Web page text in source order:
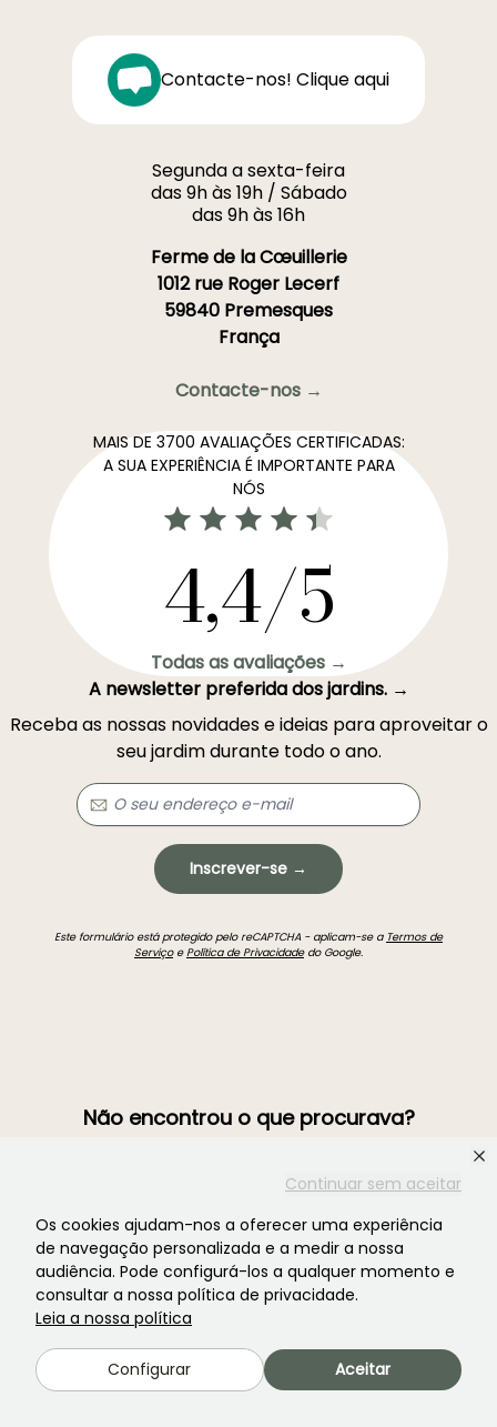
Continuar sem aceitar
Os cookies ajudam-nos a oferecer uma experiência
de navegação personalizada e a medir a nossa
audiência. Pode configurá-los a qualquer momento e
consultar a nossa política de privacidade.
Leia a nossa política
Configurar Aceitar
Contacte-nos! Clique aqui
Segunda a sexta-feira
das 9h às 19h / Sábado
das 9h às 16h
Ferme de la Cœuillerie
1012 rue Roger Lecerf
59840 Premesques
França
Contacte-nos →
MAIS DE 3700 AVALIAÇÕES CERTIFICADAS:
A SUA EXPERIÊNCIA É IMPORTANTE PARA
NÓS
4,4/5
Todas as avaliações →
A newsletter preferida dos jardins. →
Receba as nossas novidades e ideias para aproveitar o
seu jardim durante todo o ano.
Inscrever-se →
Este formulário está protegido pelo reCAPTCHA - aplicam-se a Termos de
ServiçoePolítica de Privacidadedo Google.
Não encontrou o que procurava?
Junte-se à comunidade dos apaixonados por plantas!